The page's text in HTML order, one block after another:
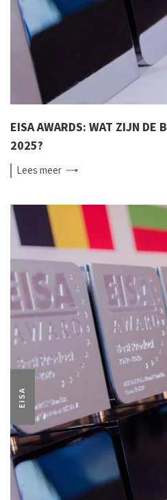
EISA AWARDS: WAT ZIJN DE
2025?
Leesmeer
EISA